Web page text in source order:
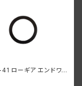
ローギア エンドワッ